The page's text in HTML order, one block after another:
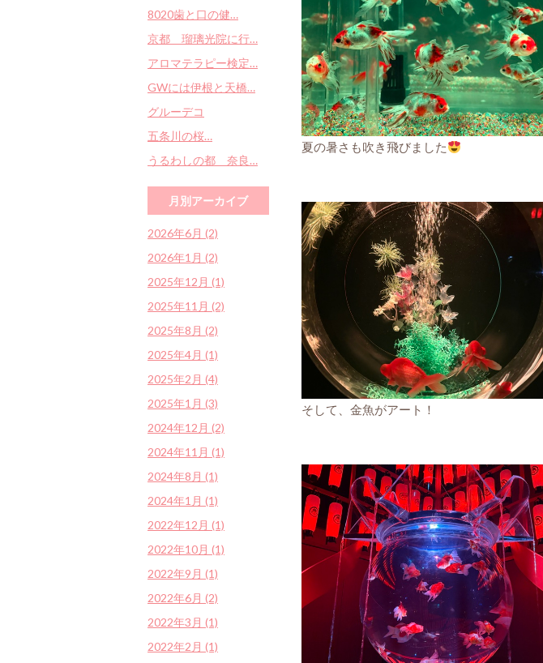
夏の暑さも吹き飛びました
そして、金魚がアート！
8020歯と口の健…
京都 瑠璃光院に行…
アロマテラピー検定…
GWには伊根と天橋…
グルーデコ
五条川の桜…
うるわしの都 奈良…
月別アーカイブ
2026年6月 (2)
2026年1月 (2)
2025年12月 (1)
2025年11月 (2)
2025年8月 (2)
2025年4月 (1)
2025年2月 (4)
2025年1月 (3)
2024年12月 (2)
2024年11月 (1)
2024年8月 (1)
2024年1月 (1)
2022年12月 (1)
2022年10月 (1)
2022年9月 (1)
2022年6月 (2)
2022年3月 (1)
2022年2月 (1)